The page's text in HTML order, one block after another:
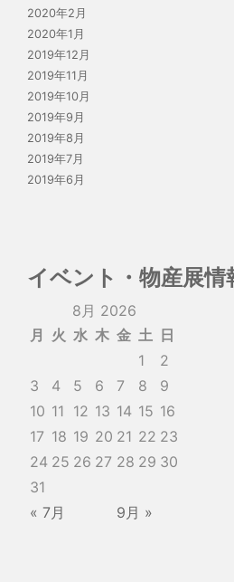
2020年2月
2020年1月
2019年12月
2019年11月
2019年10月
2019年9月
2019年8月
2019年7月
2019年6月
イベント・物産展情
8月 2026
月 火 水 木 金 土 日
1
2
3
4 5 6 7 8
9
10 11 12 13 14 15 16
17 18 19 20 21 22 23
24 25 26 27 28 29 30
31
« 7月
9月 »